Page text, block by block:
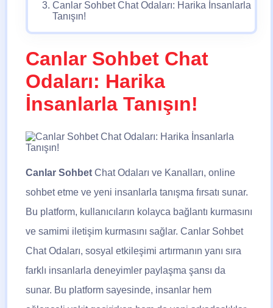
Canlar Sohbet Chat Odaları: Harika İnsanlarla
Tanışın!
Canlar Sohbet Chat
Odaları: Harika
İnsanlarla Tanışın!
Canlar Sohbet Chat Odaları ve Kanalları, online
sohbet etme ve yeni insanlarla tanışma fırsatı sunar.
Bu platform, kullanıcıların kolayca bağlantı kurmasını
ve samimi iletişim kurmasını sağlar. Canlar Sohbet
Chat Odaları, sosyal etkileşimi artırmanın yanı sıra
farklı insanlarla deneyimler paylaşma şansı da
sunar. Bu platform sayesinde, insanlar hem